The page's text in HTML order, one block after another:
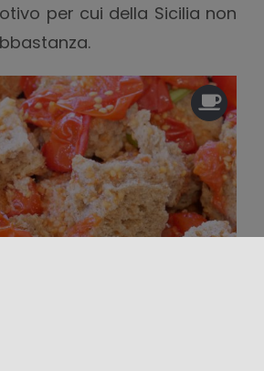
per cui della Sicilia non